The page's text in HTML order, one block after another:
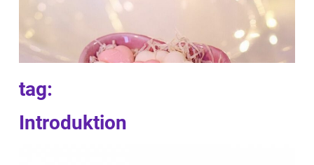
tag:
Introduktion